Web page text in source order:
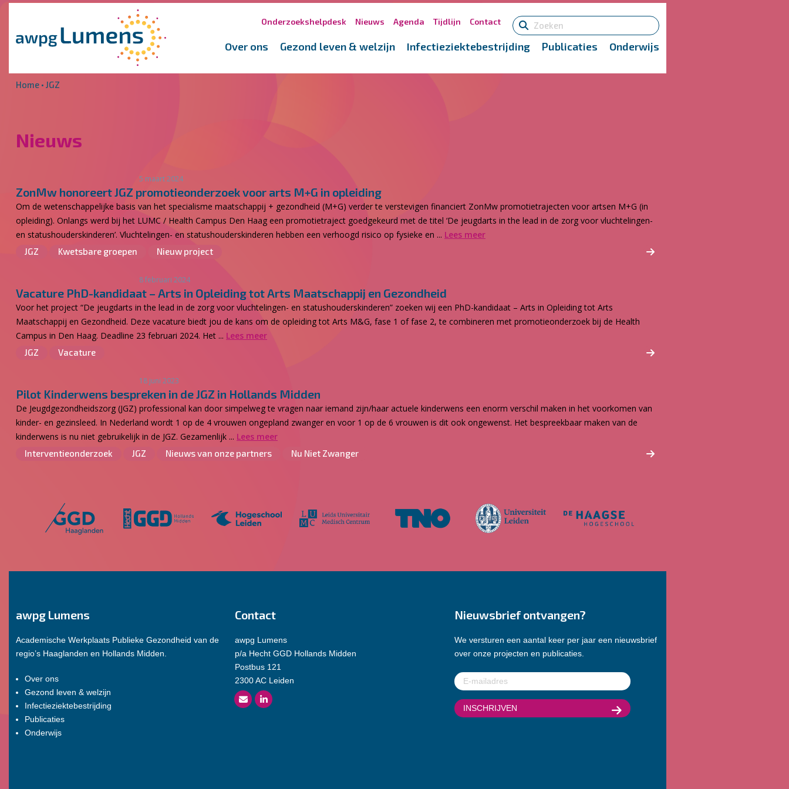
Overslaan en naar de inhoud gaan
Onderzoekshelpdesk Nieuws Agenda Tijdlijn Contact
Over ons Gezond leven & welzijn Infectieziektebestrijding Publicaties Onderwijs
Home • JGZ
Nieuws
5 maart 2024
ZonMw honoreert JGZ promotieonderzoek voor arts M+G in opleiding
Om de wetenschappelijke basis van het specialisme maatschappij + gezondheid (M+G) verder te verstevigen financiert ZonMw promotietrajecten voor artsen M+G (in
opleiding). Onlangs werd bij het LUMC / Health Campus Den Haag een promotietraject goedgekeurd met de titel ‘De jeugdarts in the lead in de zorg voor vluchtelingen-
en statushouderskinderen’. Vluchtelingen- en statushouderskinderen hebben een verhoogd risico op fysieke en ... Lees meer
JGZ Kwetsbare groepen Nieuw project
8 februari 2024
Vacature PhD-kandidaat – Arts in Opleiding tot Arts Maatschappij en Gezondheid
Voor het project “De jeugdarts in the lead in de zorg voor vluchtelingen- en statushouderskinderen” zoeken wij een PhD-kandidaat – Arts in Opleiding tot Arts
Maatschappij en Gezondheid. Deze vacature biedt jou de kans om de opleiding tot Arts M&G, fase 1 of fase 2, te combineren met promotieonderzoek bij de Health
Campus in Den Haag. Deadline 23 februari 2024. Het ... Lees meer
JGZ Vacature
18 juni 2023
Pilot Kinderwens bespreken in de JGZ in Hollands Midden
De Jeugdgezondheidszorg (JGZ) professional kan door simpelweg te vragen naar iemand zijn/haar actuele kinderwens een enorm verschil maken in het voorkomen van
kinder- en gezinsleed. In Nederland wordt 1 op de 4 vrouwen ongepland zwanger en voor 1 op de 6 vrouwen is dit ook ongewenst. Het bespreekbaar maken van de
kinderwens is nu niet gebruikelijk in de JGZ. Gezamenlijk ... Lees meer
Interventieonderzoek JGZ Nieuws van onze partners Nu Niet Zwanger
awpg Lumens
Academische Werkplaats Publieke Gezondheid van de
regio’s Haaglanden en Hollands Midden.
Over ons
Gezond leven & welzijn
Infectieziektebestrijding
Publicaties
Onderwijs
Contact
awpg Lumens
p/a Hecht GGD Hollands Midden
Postbus 121
2300 AC Leiden
Nieuwsbrief ontvangen?
We versturen een aantal keer per jaar een nieuwsbrief
over onze projecten en publicaties.
E-
mailadres(Vereist)